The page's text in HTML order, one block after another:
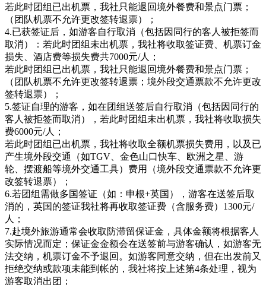
若此时团组已出机票，我社只能退回境外餐费和景点门票；
（团队机票不允许更改签转退票）；
4.已获签证后，如游客自行取消（包括因同行的客人被拒签而
取消）：若此时团组未出机票，我社将收取签证费、机票订金
损失、酒店费等损失费共7000元/人；
若此时团组已出机票，我社只能退回境外餐费和景点门票；
（团队机票不允许更改签转退票；境外段交通票款不允许更改
签转退票）；
5.签证自理的游客，如在团组送签后自行取消（包括因同行的
客人被拒签而取消），若此时团组未出机票，我社将收取损失
费6000元/人；
若此时团组已出机票，我社将收取全额机票损失费用，以及已
产生境外段交通（如TGV、金色山口快车、欧洲之星、游
轮、摆渡船等境外交通工具）费用（境外段交通票款不允许更
改签转退票）；
6.若团组需做多国签证（如：申根+英国），游客在送签后取
消的，英国的签证我社将再收取签证费（含服务费）1300元/
人；
7.赴境外旅游通常会收取防滞留保证金，具体金额将根据客人
实际情况而定；保证金金额会在送签前与游客确认，如游客无
法交纳，机票订金不予退回。如游客同意交纳，但在出发前又
拒绝交纳或款项未能到帐的，我社将按上述第4条处理，视为
游客取消出团；